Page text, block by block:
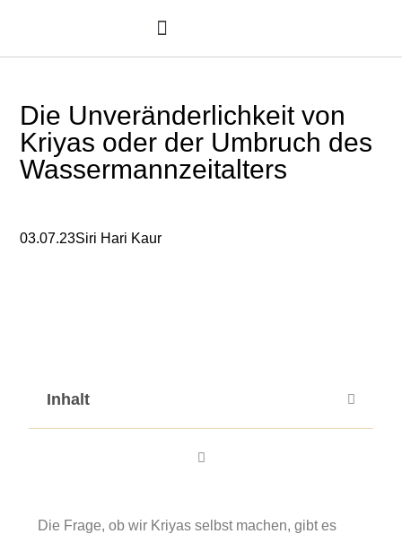
springen
Die Unveränderlichkeit von
Kriyas oder der Umbruch des
Wassermannzeitalters
03.07.23Siri Hari Kaur
Inhalt
Die Frage, ob wir Kriyas selbst machen, gibt es